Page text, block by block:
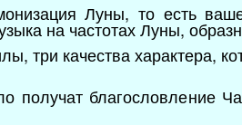
Луны, то есть
на частотах Луны,
три качества характера,
получат благословление